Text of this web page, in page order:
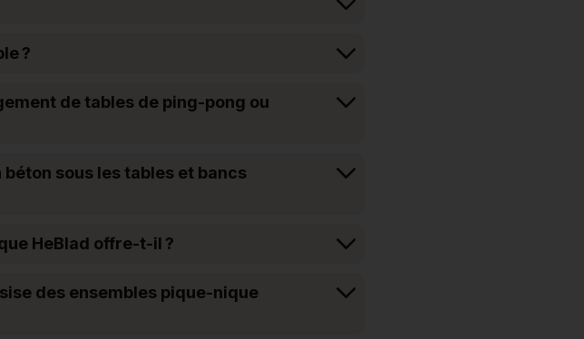
?
de tables de ping-pong ou
sous les tables et bancs
HeBlad offre-t-il ?
des ensembles pique-nique